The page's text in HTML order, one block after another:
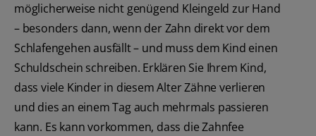
möglicherweise nicht genügend Kleingeld zur Hand
– besonders dann, wenn der Zahn direkt vor dem
Schlafengehen ausfällt – und muss dem Kind einen
Schuldschein schreiben. Erklären Sie Ihrem Kind,
dass viele Kinder in diesem Alter Zähne verlieren
und dies an einem Tag auch mehrmals passieren
kann. Es kann vorkommen, dass die Zahnfee